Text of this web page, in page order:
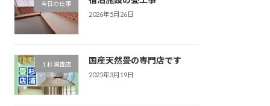
今日の仕事
2026年5月26日
1.杉浦畳店 国産天然畳の専門店です
2025年3月19日